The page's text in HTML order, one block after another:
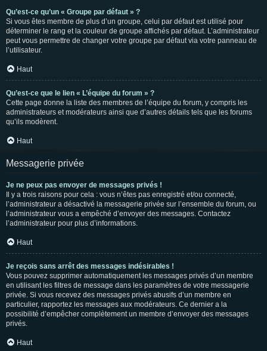
Qu’est-ce qu’un « Groupe par défaut » ?
Si vous êtes membre de plus d’un groupe, celui par défaut est utilisé pour
déterminer le rang et la couleur de groupe affichés par défaut. L’administrateur
peut vous permettre de changer votre groupe par défaut via votre panneau de
l’utilisateur.
Haut
Qu’est-ce que le lien « L’équipe du forum » ?
Cette page donne la liste des membres de l’équipe du forum, y compris les
administrateurs et modérateurs ainsi que d’autres détails tels que les forums
qu’ils modèrent.
Haut
Messagerie privée
Je ne peux pas envoyer de messages privés !
Il y a trois raisons pour cela : vous n’êtes pas enregistré et/ou connecté,
l’administrateur a désactivé la messagerie privée sur l’ensemble du forum, ou
l’administrateur vous a empêché d’envoyer des messages. Contactez
l’administrateur pour plus d’informations.
Haut
Je reçois sans arrêt des messages indésirables !
Vous pouvez supprimer automatiquement les messages privés d’un membre
en utilisant les filtres de message dans les paramètres de votre messagerie
privée. Si vous recevez des messages privés abusifs d’un membre en
particulier, rapportez les messages aux modérateurs. Ce dernier a la
possibilité d’empêcher complètement un membre d’envoyer des messages
privés.
Haut